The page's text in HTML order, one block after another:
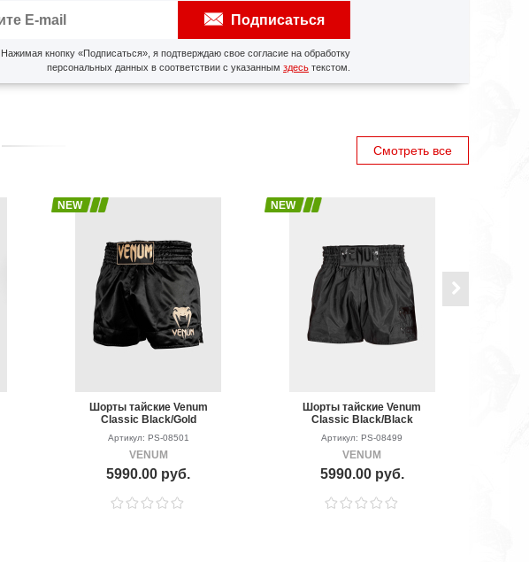
Подписаться
Нажимая кнопку «Подписаться», я подтверждаю свое согласие на обработку
персональных данных в соответствии с указанным здесь текстом.
Смотреть все
NEW
Шорты тайские Venum
Classic Black/Gold
Артикул: PS-08501
VENUM
5990.00 руб.
NEW
Шорты тайские Venum
Classic Black/Black
Артикул: PS-08499
VENUM
5990.00 руб.